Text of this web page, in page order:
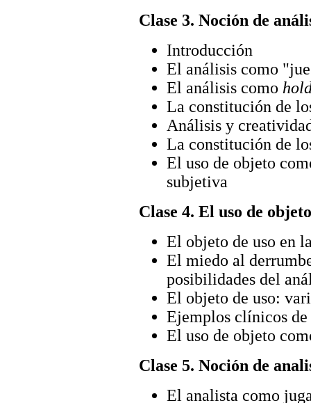
Clase 3. Noción de
Introducción
El análisis como
El análisis como
La constitución de
Análisis y
La constitución de
El uso de objeto
subjetiva
Clase 4. El uso de
El objeto de uso en
El miedo al
posibilidades del
El objeto de uso:
Ejemplos clínicos de
El uso de objeto
Clase 5. Noción de
El analista como